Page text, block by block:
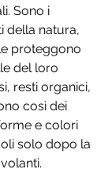
Sono i
della natura,
proteggono
del loro
resti organici,
così dei
e colori
solo dopo la